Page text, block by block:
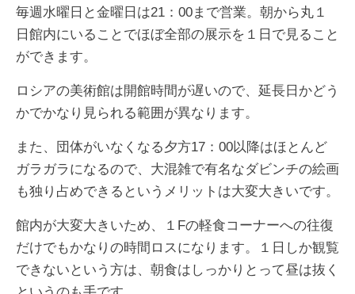
毎週水曜日と金曜日は21：00まで営業。朝から丸１
日館内にいることでほぼ全部の展示を１日で見ること
ができます。
ロシアの美術館は開館時間が遅いので、延長日かどう
かでかなり見られる範囲が異なります。
また、団体がいなくなる夕方17：00以降はほとんど
ガラガラになるので、大混雑で有名なダビンチの絵画
も独り占めできるというメリットは大変大きいです。
館内が大変大きいため、１Fの軽食コーナーへの往復
だけでもかなりの時間ロスになります。１日しか観覧
できないという方は、朝食はしっかりとって昼は抜く